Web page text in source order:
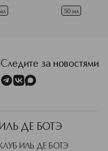
ухода Caudalie 50 мл
Следите за новостями
ИЛЬ ДЕ БОТЭ
КЛУБ ИЛЬ ДЕ БОТЭ